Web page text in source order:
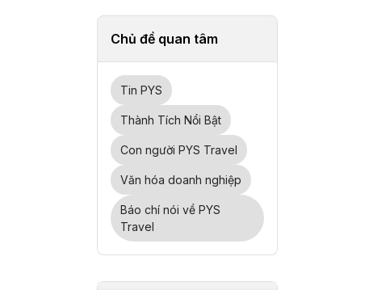
Chủ đề quan tâm
Tin PYS
Thành Tích Nổi Bật
Con người PYS Travel
Văn hóa doanh nghiệp
Báo chí nói về PYS
Travel